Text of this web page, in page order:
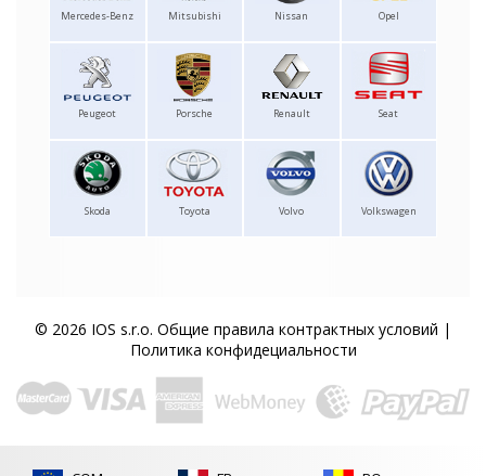
Mercedes-Benz Mitsubishi Nissan Opel
Peugeot Porsche Renault Seat
Skoda Toyota Volvo Volkswagen
© 2026 IOS s.r.o. Общие правила контрактных условий |
Политика конфидециальности